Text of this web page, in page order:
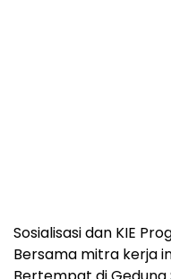
Sosialisasi dan KIE
Bersama mitra kerja